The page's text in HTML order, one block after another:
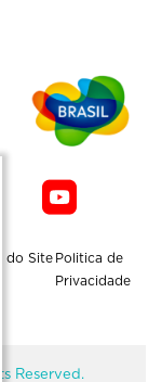
do Site Politica de
Privacidade
Reserved.